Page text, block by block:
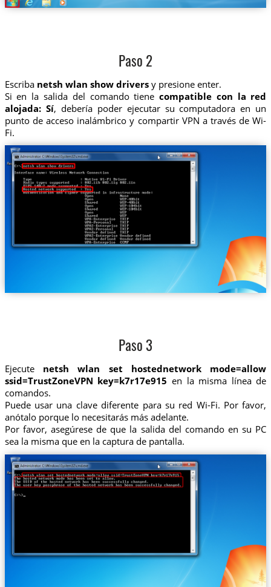
Paso 2
Escriba netsh wlan show driversy presione enter.
Si en la salida del comando tienecompatible con la red
alojada: Sí, debería poder ejecutar su computadora en un
punto de acceso inalámbrico y compartir VPN a través de Wi-
Fi.
Paso 3
Ejecute netsh wlan set hostednetwork mode=allow
ssid=TrustZoneVPN key=k7r17e915 en la misma línea de
comandos.
Puede usar una clave diferente para su red Wi-Fi. Por favor,
anótalo porque lo necesitarás más adelante.
Por favor, asegúrese de que la salida del comando en su PC
sea la misma que en la captura de pantalla.